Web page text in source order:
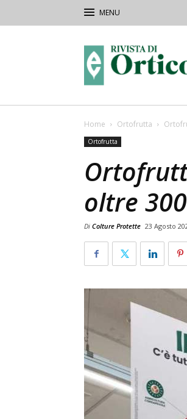
Orticoltura
Home Ortofrutta
Ortofrutta
oltre
Di Colture Protette 23 Agosto